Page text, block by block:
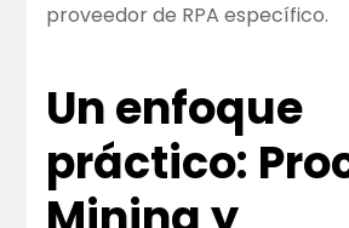
proveedor de RPA específico.
Un enfoque
práctico: